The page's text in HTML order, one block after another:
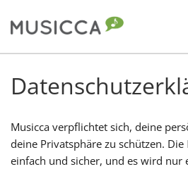
Dansk
Musicca verpflichtet sich, deine
deine Privatsphäre zu schützen. Die
einfach und sicher, und es wird nur